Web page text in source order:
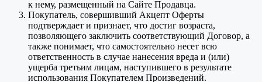
к нему, размещенный на Сайте Продавца.
Покупатель, совершивший Акцепт Оферты
подтверждает и признает, что достиг возраста,
позволяющего заключить соответствующий Договор, а
также понимает, что самостоятельно несет всю
ответственность в случае нанесения вреда и (или)
ущерба третьим лицам, наступившего в результате
использования Покупателем Произведений.